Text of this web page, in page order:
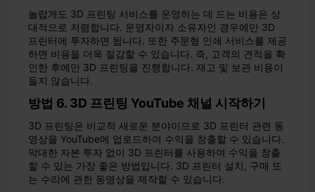
놀랍게도 3D 프린팅 서비스를 운영하는 데 드는 비용은 상
대적으로 저렴합니다. 운영자이자 소유자인 경우에만 3D
프린터에 투자하면 됩니다. 또한 주문형 인쇄 서비스를 제공
하면 비용을 더욱 절감할 수 있습니다. 즉, 고객의 견적을 확
인한 후에만 3D 프린팅을 진행합니다. 재고 및 보관 비용이
들지 않습니다.
방법 6. 3D 프린팅 YouTube 채널 시작하기
3D 프린팅은 비교적 새로운 분야이므로 3D 프린터 관련 동
영상을 YouTube에 업로드하여 수익을 창출할 수 있습니다.
막대한 자본 투자 없이 3D 프린터를 사용하여 수익을 창출
할 수 있는 가장 좋은 방법입니다. 3D 프린터 설치, 구매 또
는 수리에 관한 동영상을 제작할 수 있습니다.